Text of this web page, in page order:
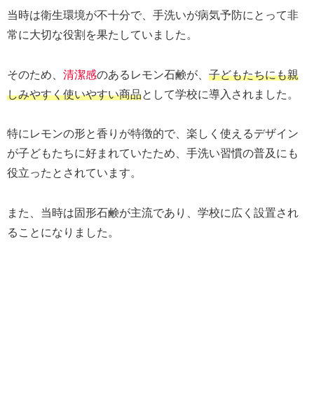
当時は衛生環境が不十分で、手洗いが病気予防にとって非
常に大切な役割を果たしていました。
そのため、 清潔感のあるレモン石鹸が、 子どもたちにも親
しみやすく使いやすい商品として学校に導入されました。
特にレモンの形と香りが特徴的で、楽しく使えるデザイン
が子どもたちに好まれていたため、手洗い習慣の普及にも
役立ったとされています。
また、当時は固形石鹸が主流であり、学校に広く設置され
ることになりました。